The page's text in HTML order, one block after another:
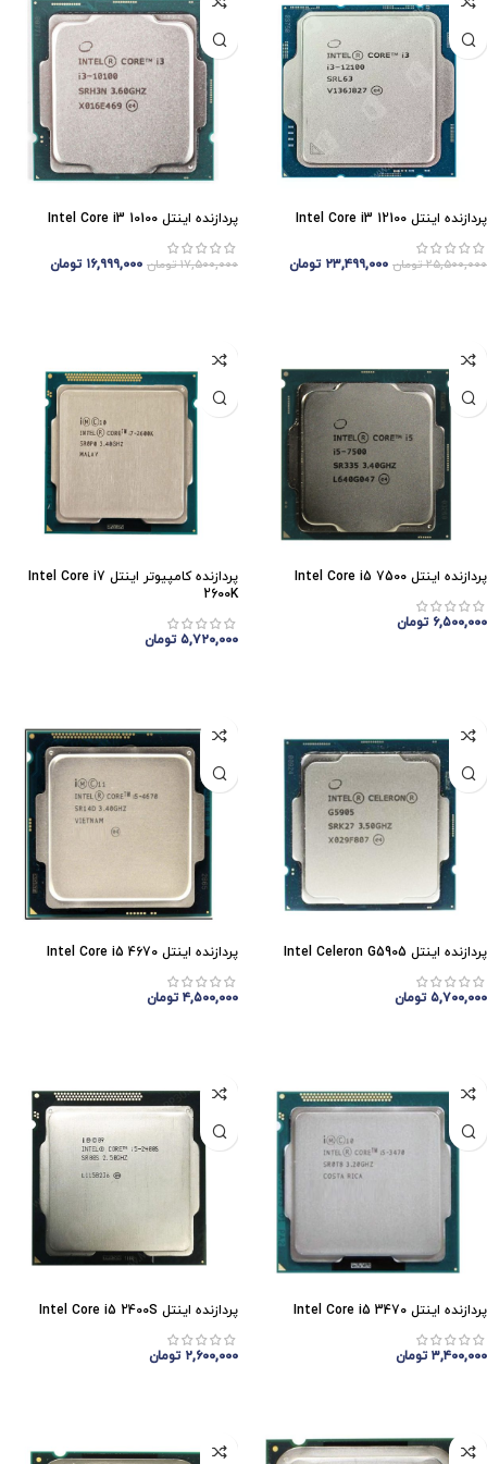
پردازنده اینتل Intel Core i3 12100
۲۵,۵۰۰,۰۰۰ تومان ۲۳,۴۹۹,۰۰۰ تومان
پردازنده اینتل Intel Core i3 10100
۱۷,۵۰۰,۰۰۰ تومان ۱۶,۹۹۹,۰۰۰ تومان
پردازنده اینتل Intel Core i5 7500
۶,۵۰۰,۰۰۰ تومان
پردازنده کامپیوتر اینتل Intel Core i7
2600K
۵,۷۲۰,۰۰۰ تومان
پردازنده اینتل Intel Celeron G5905
۵,۷۰۰,۰۰۰ تومان
پردازنده اینتل Intel Core i5 4670
۴,۵۰۰,۰۰۰ تومان
پردازنده اینتل Intel Core i5 3470
۳,۴۰۰,۰۰۰ تومان
پردازنده اینتل Intel Core i5 2400S
۲,۶۰۰,۰۰۰ تومان